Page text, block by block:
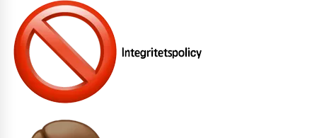
Integritetspolicy